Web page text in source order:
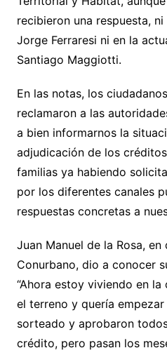
recibieron una respuesta,
Jorge Ferraresi ni en la
Santiago Maggiotti.
En las notas, los
reclamaron a las
a bien informarnos la
adjudicación de los
familias ya habiendo
por los diferentes canales
respuestas concretas a
Juan Manuel de la Rosa,
Conurbano, dio a conocer
“Ahora estoy viviendo en la
el terreno y quería
sorteado y aprobaron
crédito, pero pasan los